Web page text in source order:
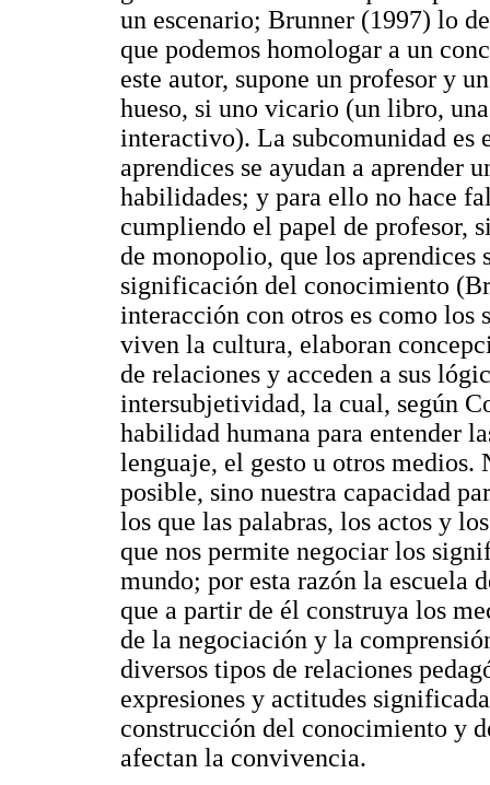
un escenario; Brunner (1997) lo
que podemos homologar a un
este autor, supone un profesor y
hueso, si uno vicario (un libro,
interactivo). La subcomunidad es
aprendices se ayudan a aprender
habilidades; y para ello no hace
cumpliendo el papel de profesor,
de monopolio, que los aprendices
significación del conocimiento
interacción con otros es como los
viven la cultura, elaboran
de relaciones y acceden a sus
intersubjetividad, la cual, según
habilidad humana para entender
lenguaje, el gesto u otros medios.
posible, sino nuestra capacidad
los que las palabras, los actos y
que nos permite negociar los
mundo; por esta razón la escuela
que a partir de él construya los
de la negociación y la
diversos tipos de relaciones
expresiones y actitudes
construcción del conocimiento y
afectan la convivencia.